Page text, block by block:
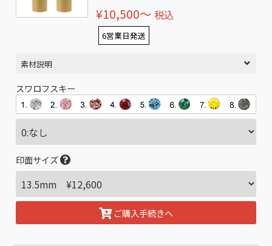
¥10,500〜 税込
6営業日発送
素材説明
スワロフスキー
印面サイズ
ご購入手続きへ